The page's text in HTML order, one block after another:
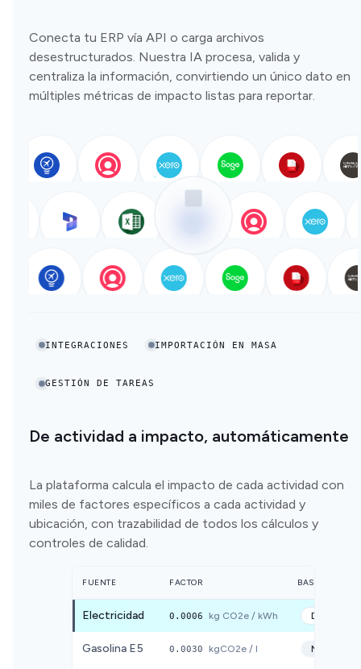
Conecta tu ERP vía API o carga archivos
desestructurados. Nuestra IA procesa, valida y
centraliza la información, convirtiendo un único dato en
múltiples métricas de impacto listas para reportar.
INTEGRACIONES IMPORTACIÓN EN MASA
GESTIÓN DE TAREAS
De actividad a impacto, automáticamente
La plataforma calcula el impacto de cada actividad con
miles de factores específicos a cada actividad y
ubicación, con trazabilidad de todos los cálculos y
controles de calidad.
FUENTE FACTOR BASE DE
Electricidad 0.0006 kg CO2e / kWh DEFRA
Gasolina E5 0.0030 kgCO2e / l MITECO